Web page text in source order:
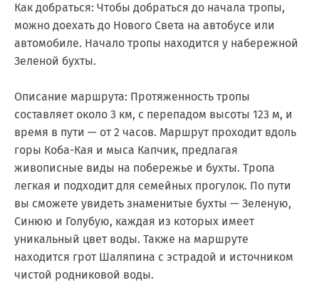
Как добраться: Чтобы добраться до начала тропы,
можно доехать до Нового Света на автобусе или
автомобиле. Начало тропы находится у набережной
Зеленой бухты.
Описание маршрута: Протяженность тропы
составляет около 3 км, с перепадом высоты 123 м, и
время в пути — от 2 часов. Маршрут проходит вдоль
горы Коба-Кая и мыса Капчик, предлагая
живописные виды на побережье и бухты. Тропа
легкая и подходит для семейных прогулок. По пути
вы сможете увидеть знаменитые бухты — Зеленую,
Синюю и Голубую, каждая из которых имеет
уникальный цвет воды. Также на маршруте
находится грот Шаляпина с эстрадой и источником
чистой родниковой воды.